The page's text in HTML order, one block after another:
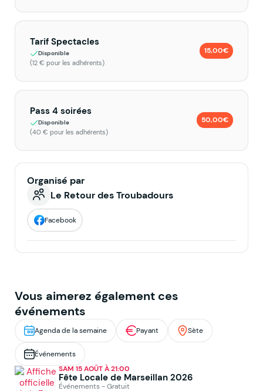
Tarif Spectacles
Disponible
(12 € pour les adhérents)
15,00€
Pass 4 soirées
Disponible
(40 € pour les adhérents)
50,00€
Organisé par
Le Retour des Troubadours
Facebook
Vous aimerez également ces
événements
Agenda de la semaine Payant Sète
Événements
SAM 15 AOÛT À 21:00
Fête Locale de Marseillan 2026
Événements - Gratuit